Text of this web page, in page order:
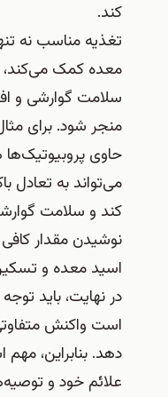
کند.
تغذیه مناسب نه
معده کمک می‌کند،
سلامت گوارشی و
منجر شود. برای
حاوی
می‌تواند به تعادل
کند و سلامت
نوشیدن مقدار
اسید معده و
در نهایت، باید
است واکنش
دهد. بنابراین،
علائم خود و